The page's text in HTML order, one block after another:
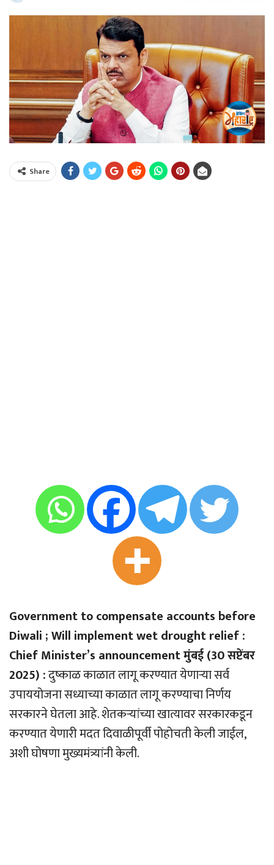
Share
Government to compensate accounts before
Diwali ; Will implement wet drought relief :
Chief Minister’s announcement मुंबई (30 सप्टेंबर
2025) :दुष्काळ काळात लागू करण्यात येणार्‍या सर्व
उपाययोजना सध्याच्या काळात लागू करण्याचा निर्णय
सरकारने घेतला आहे. शेतकर्‍यांच्या खात्यावर सरकारकडून
करण्यात येणारी मदत दिवाळीपूर्वी पोहोचती केली जाईल,
अशी घोषणा मुख्यमंत्र्यांनी केली.